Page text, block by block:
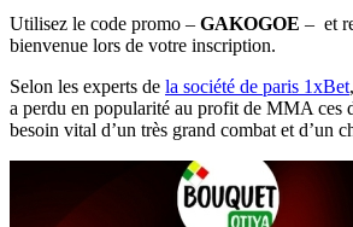
Message
Utilisez le code promo – GAKOGOE – et
bienvenue lors de votre inscription.
Selon les experts de la société de paris 1xBet
a perdu en popularité au profit de MMA ces
besoin vital d’un très grand combat et d’un